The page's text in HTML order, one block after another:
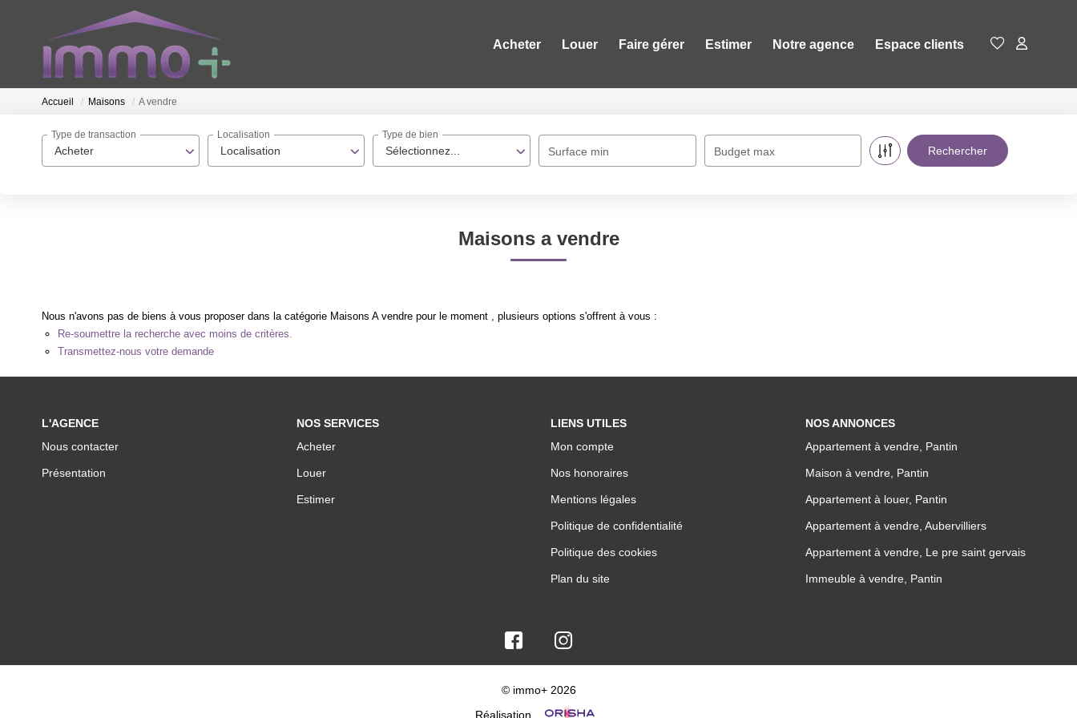
Acheter Louer Faire gérer Estimer Notre agence Espace clients
Accueil Maisons A vendre
Acheter
Type de transaction
Localisation
Localisation
Sélectionnez...
Type de bien
Surface min Budget max
Maisons a vendre
Nous n'avons pas de biens à vous proposer dans la catégorie Maisons A vendre pour le moment , plusieurs options s'offrent à vous :
Re-soumettre la recherche avec moins de critères.
Transmettez-nous votre demande
L'AGENCE
Nous contacter
Présentation
NOS SERVICES
Acheter
Louer
Estimer
LIENS UTILES
Mon compte
Nos honoraires
Mentions légales
Politique de confidentialité
Politique des cookies
Plan du site
NOS ANNONCES
Appartement à vendre, Pantin
Maison à vendre, Pantin
Appartement à louer, Pantin
Appartement à vendre, Aubervilliers
Appartement à vendre, Le pre saint gervais
Immeuble à vendre, Pantin
© immo+ 2026
Réalisation